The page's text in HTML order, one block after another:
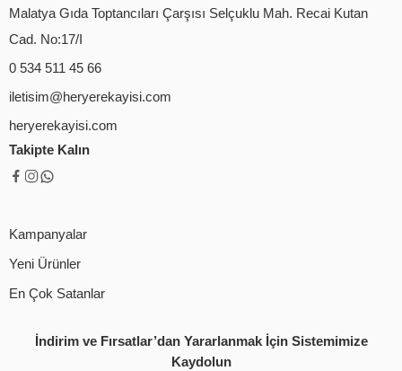
Malatya Gıda Toptancıları Çarşısı Selçuklu Mah. Recai Kutan
Cad. No:17/I
0 534 511 45 66
iletisim@heryerekayisi.com
heryerekayisi.com
Takipte Kalın
Kampanyalar
Yeni Ürünler
En Çok Satanlar
İndirim ve Fırsatlar’dan Yararlanmak İçin Sistemimize
Kaydolun